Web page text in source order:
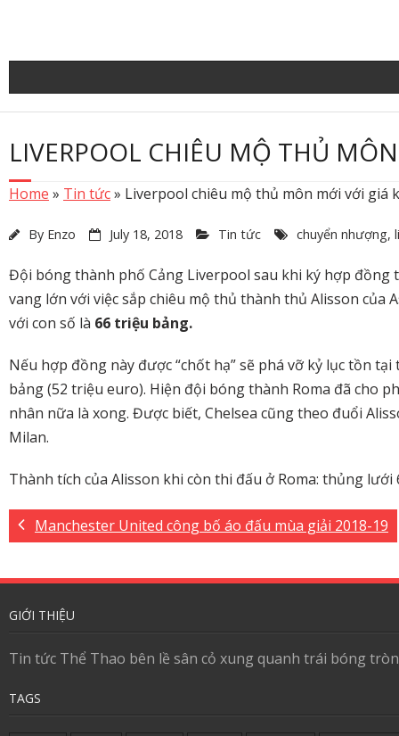
content
LIVERPOOL CHIÊU MỘ THỦ
Home » Tin tức» Liverpool chiêu mộ thủ môn mới với giá
By Enzo July 18, 2018 Tin tức chuyển nhượng,
Đội bóng thành phố Cảng Liverpool sau khi ký hợp đồng
vang lớn với việc sắp chiêu mộ thủ thành thủ Alisson
với con số là 66 triệu bảng.
Nếu hợp đồng này được “chốt hạ” sẽ phá vỡ kỷ lục tồn
bảng (52 triệu euro). Hiện đội bóng thành Roma đã cho
nhân nữa là xong. Được biết, Chelsea cũng theo đuổi
Milan.
Thành tích của Alisson khi còn thi đấu ở Roma: thủng
Manchester United công bố áo đấu mùa giải 2018-19
GIỚI THIỆU
Tin tức Thể Thao bên lề sân cỏ xung quanh trái bóng
TAGS